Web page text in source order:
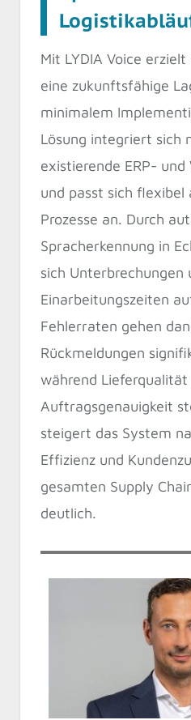
Mit LYDIA Voice
eine zukunftsfähige
minimalem
Lösung integriert sich
existierende ERP-
und passt sich flexibel
Prozesse an. Durch
Spracherkennung in
sich Unterbrechungen
Einarbeitungszeiten
Fehlerraten gehen
Rückmeldungen
während Lieferqualität
Auftragsgenauigkeit
steigert das System
Effizienz und
gesamten Supply
deutlich.